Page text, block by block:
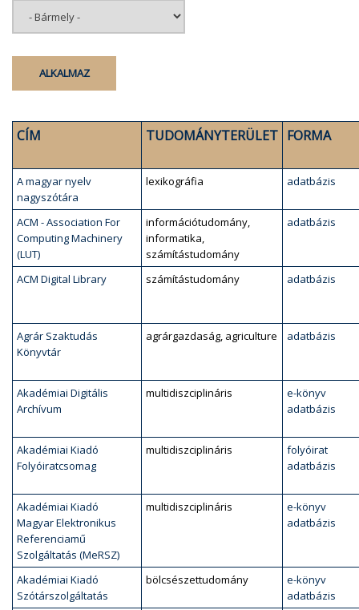
CÍM TUDOMÁNYTERÜLET FORMA
A magyar nyelv
nagyszótára
lexikográfia adatbázis
ACM - Association For
Computing Machinery
(LUT)
információtudomány,
informatika,
számítástudomány
adatbázis
ACM Digital Library számítástudomány adatbázis
Agrár Szaktudás
Könyvtár
agrárgazdaság, agriculture adatbázis
Akadémiai Digitális
Archívum
multidiszciplináris
e-könyv
adatbázis
Akadémiai Kiadó
Folyóiratcsomag
multidiszciplináris
folyóirat
adatbázis
Akadémiai Kiadó
Magyar Elektronikus
Referenciamű
Szolgáltatás (MeRSZ)
multidiszciplináris
e-könyv
adatbázis
Akadémiai Kiadó
Szótárszolgáltatás
bölcsészettudomány
e-könyv
adatbázis